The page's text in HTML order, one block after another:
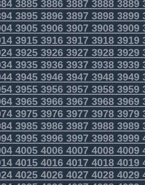
38853886388738883889
38953896389738983899
39053906390739083909
39153916391739183919
39253926392739283929
39353936393739383939
39453946394739483949
39553956395739583959
39653966396739683969
39753976397739783979
39853986398739883989
39953996399739983999
40054006400740084009
40154016401740184019
40254026402740284029